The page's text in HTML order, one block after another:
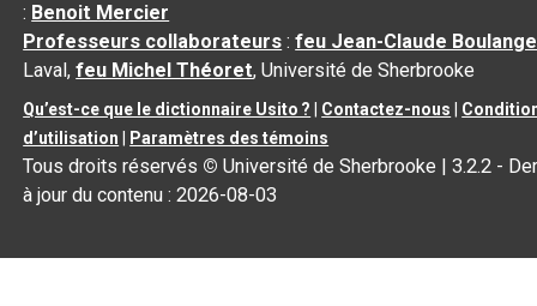
: Benoit Mercier
Professeurs collaborateurs :feu Jean-Claude
Laval,feu Michel Théoret, Université de Sherbrooke
Qu’est-ce que le dictionnaire Usito ? Contactez-nous
d’utilisation
Paramètres des témoins
Tous droits réservés © Université de Sherbrooke |3.2.2 -
à jour du contenu :2026-08-03